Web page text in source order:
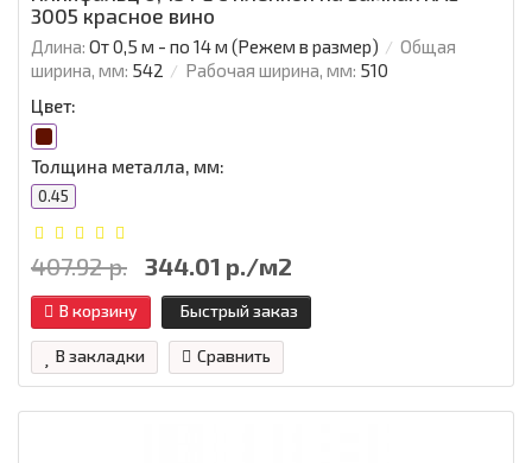
3005 красное вино
Длина: От 0,5 м - по 14 м (Режем в размер)
Общая
ширина, мм: 542 Рабочая ширина, мм: 510
Цвет:
Толщина металла, мм:
0.45
407.92 р. 344.01 р./м2
В корзину Быстрый заказ
В закладки Сравнить